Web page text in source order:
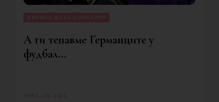
А ги тепавме Германците у
фудбал…